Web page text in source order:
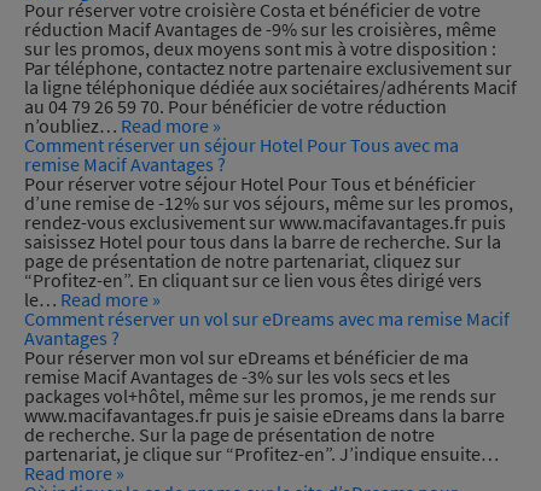
Pour réserver votre croisière Costa et bénéficier de votre
réduction Macif Avantages de -9% sur les croisières, même
sur les promos, deux moyens sont mis à votre disposition :
Par téléphone, contactez notre partenaire exclusivement sur
la ligne téléphonique dédiée aux sociétaires/adhérents Macif
au 04 79 26 59 70. Pour bénéficier de votre réduction
n’oubliez… Read more »
Comment réserver un séjour Hotel Pour Tous avec ma
remise Macif Avantages ?
Pour réserver votre séjour Hotel Pour Tous et bénéficier
d’une remise de -12% sur vos séjours, même sur les promos,
rendez-vous exclusivement sur www.macifavantages.fr puis
saisissez Hotel pour tous dans la barre de recherche. Sur la
page de présentation de notre partenariat, cliquez sur
“Profitez-en”. En cliquant sur ce lien vous êtes dirigé vers
le… Read more »
Comment réserver un vol sur eDreams avec ma remise Macif
Avantages ?
Pour réserver mon vol sur eDreams et bénéficier de ma
remise Macif Avantages de -3% sur les vols secs et les
packages vol+hôtel, même sur les promos, je me rends sur
www.macifavantages.fr puis je saisie eDreams dans la barre
de recherche. Sur la page de présentation de notre
partenariat, je clique sur “Profitez-en”. J’indique ensuite…
Read more »
C
h
a
r
g
e
m
e
n
t
e
n
c
o
u
rs